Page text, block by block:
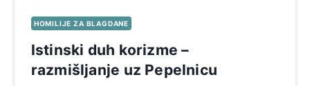
HOMILIJE ZA BLAGDANE
Istinski duh korizme –
razmišljanje uz Pepelnicu